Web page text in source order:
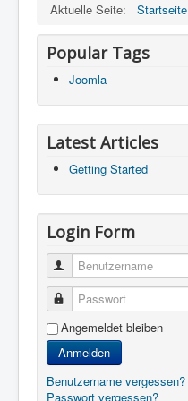
Aktuelle Seite: Startseite
Popular Tags
Joomla
Latest Articles
Getting Started
Login Form
Benutzername
Passwort
Angemeldet bleiben
Anmelden
Benutzername vergessen?
Passwort vergessen?